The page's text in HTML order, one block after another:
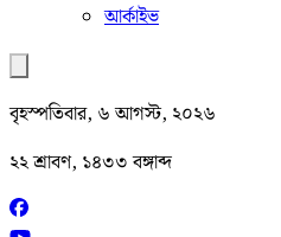
আর্কাইভ
বৃহস্পতিবার, ৬ আগস্ট, ২০২৬
২২ শ্রাবণ, ১৪৩৩ বঙ্গাব্দ